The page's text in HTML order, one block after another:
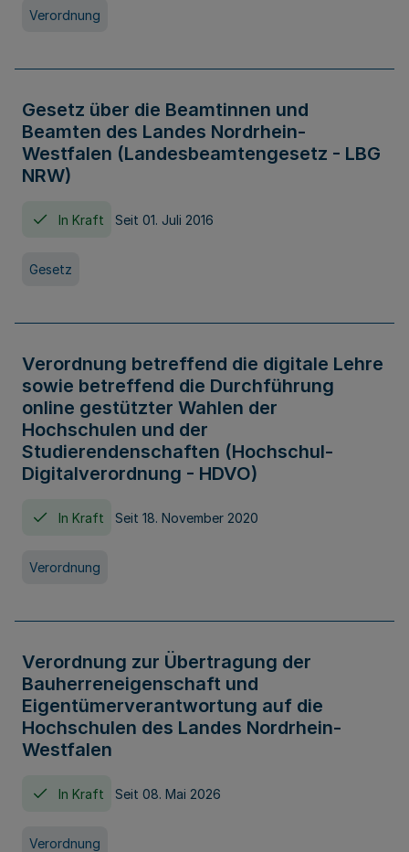
Verordnung
Gesetz über die Beamtinnen und
Beamten des Landes Nordrhein-
Westfalen (Landesbeamtengesetz - LBG
NRW)
In Kraft Seit 01. Juli 2016
Gesetz
Verordnung betreffend die digitale Lehre
sowie betreffend die Durchführung
online gestützter Wahlen der
Hochschulen und der
Studierendenschaften (Hochschul-
Digitalverordnung - HDVO)
In Kraft Seit 18. November 2020
Verordnung
Verordnung zur Übertragung der
Bauherreneigenschaft und
Eigentümerverantwortung auf die
Hochschulen des Landes Nordrhein-
Westfalen
In Kraft Seit 08. Mai 2026
Verordnung